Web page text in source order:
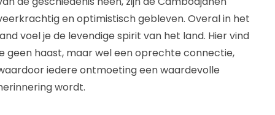
en optimistisch gebleven. Overal in het
voel je de levendige spirit van het land. Hier vind
geen haast, maar wel een oprechte connectie,
iedere ontmoeting een waardevolle
wordt.